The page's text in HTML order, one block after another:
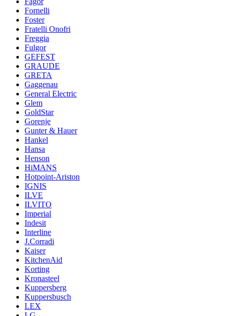
Fornelli
Foster
Fratelli Onofri
Freggia
Fulgor
GEFEST
GRAUDE
GRETA
Gaggenau
General Electric
Glem
GoldStar
Gorenje
Gunter & Hauer
Hankel
Hansa
Henson
HiMANS
Hotpoint-Ariston
IGNIS
ILVE
ILVITO
Imperial
Indesit
Interline
J.Corradi
Kaiser
KitchenAid
Korting
Kronasteel
Kuppersberg
Kuppersbusch
LEX